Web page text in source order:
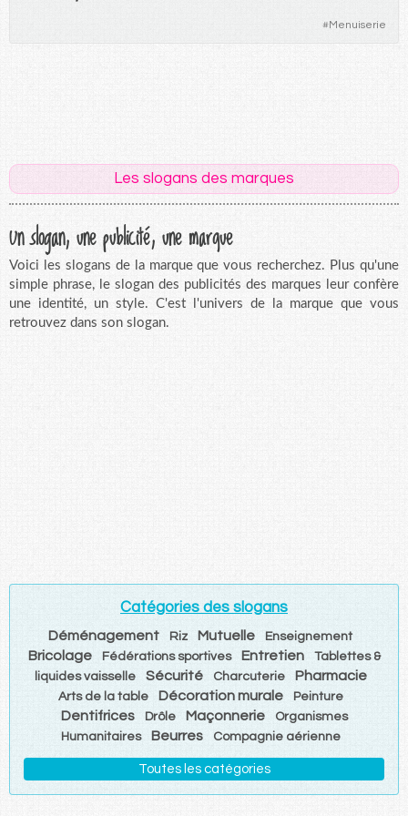
#Menuiserie
Les slogans des marques
Un slogan, une publicité, une marque
Voici les slogans de la marque que vous recherchez. Plus qu'une
simple phrase, le slogan des publicités des marques leur confère
une identité, un style. C'est l'univers de la marque que vous
retrouvez dans son slogan.
Catégories des slogans
Déménagement Riz Mutuelle Enseignement
Bricolage Fédérations sportives Entretien
Tablettes &
liquides vaisselle
Sécurité Charcuterie Pharmacie
Arts de la table Décoration murale Peinture
Dentifrices Drôle Maçonnerie
Organismes
Humanitaires
Beurres Compagnie aérienne
Toutes les catégories